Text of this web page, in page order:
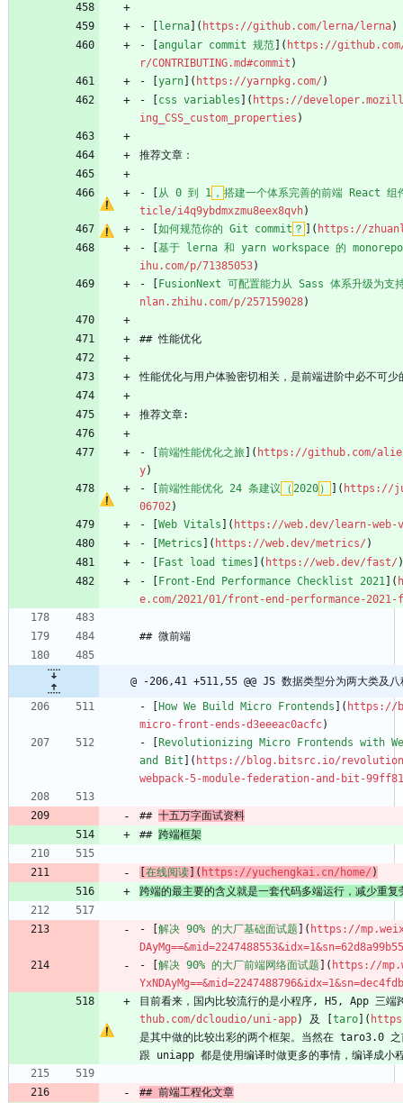
- [ lerna ]( https://github.com/lerna/lerna)
- [ angular commit 规范 ]( https://
r/CONTRIBUTING.md#commit )
- [ yarn ]( https://yarnpkg.com/ )
- [ css variables ]( https://
ing_CSS_custom_properties )
推荐文章：
- [ 从 0 到 1 ， 搭建一个体系完善的前端 React 组
ticle/i4q9ybdmxzmu8eex8qvh)
- [ 如何规范你的 Git commit ？ ]( https://
- [ 基于 lerna 和 yarn workspace 的 monorepo
ihu.com/p/71385053)
- [
FusionNext 可配置能力从 Sass 体系升级为
nlan.zhihu.com/p/257159028)
## 性能优化
性能优化与用户体验密切相关，是前端进阶中必不可少
推荐文章:
- [ 前端性能优化之旅 ]( https://github.com/
y)
- [ 前端性能优化 24 条建议 （ 2020 ） ]( https://
06702)
- [ Web Vitals ]( https://web.dev/learn-
- [ Metrics ]( https://web.dev/metrics/ )
- [
Fast load times ]( https://web.dev/fast/ )
- [
Front-End Performance Checklist 2021 ](
e.com/2021/01/front-end-performance-
## 微前端
@ -206,41 +511,55 @@ JS 数据类型分为两大类及
- [
How We Build Micro Frontends ]( https://
micro-front-ends-d3eeeac0acfc)
- [
Revolutionizing Micro Frontends with
and Bit ]( https://blog.bitsrc.io/
webpack-5-module-federation-and-bit-
## 十五万字面试资料
## 跨端框架
在线阅读 ]( https://yuchengkai.cn/home/ )
跨端的最主要的含义就是一套代码多端运行，减少重复
- [ 解决 90% 的大厂基础面试题 ]( https://
- [ 解决 90% 的大厂前端网络面试题 ]( https://
目前看来，国内比较流行的是小程序, H5, App 三端
thub.com/dcloudio/uni-app) 及 [ taro ](
是其中做的比较出彩的两个框架。当然在 taro3.0 之
跟 uniapp 都是使用编译时做更多的事情，编译成小
## 前端工程化文章